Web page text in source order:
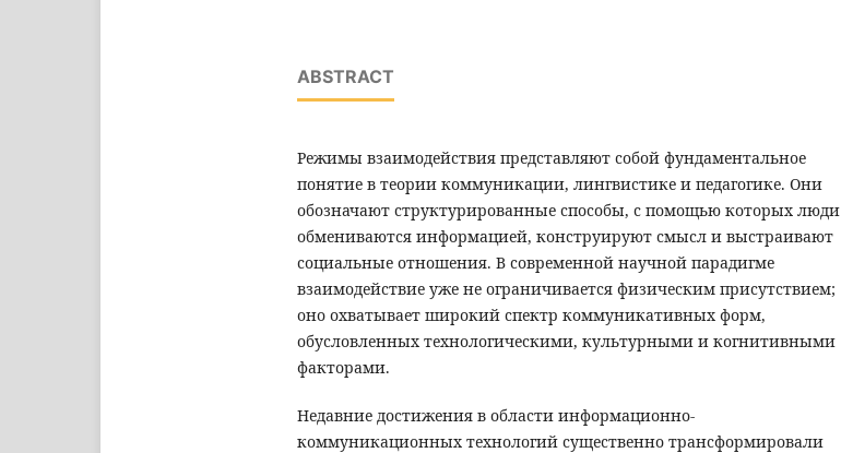
ABSTRACT
Режимы взаимодействия представляют собой фундаментальное
понятие в теории коммуникации, лингвистике и педагогике. Они
обозначают структурированные способы, с помощью которых люди
обмениваются информацией, конструируют смысл и выстраивают
социальные отношения. В современной научной парадигме
взаимодействие уже не ограничивается физическим присутствием;
оно охватывает широкий спектр коммуникативных форм,
обусловленных технологическими, культурными и когнитивными
факторами.
Недавние достижения в области информационно-
коммуникационных технологий существенно трансформировали